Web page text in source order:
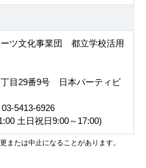
ツ文化事業団 都立学校活用
目29番9号 日本パーティビ
5413-6926
土日祝日9:00～17:00)
たは中止になることがあります。